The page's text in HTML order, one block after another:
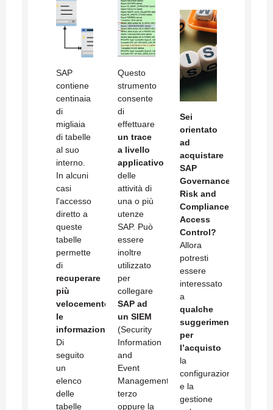
SAP
contiene
centinaia
di
migliaia
di tabelle
al suo
interno.
In alcuni
casi
l'accesso
diretto a
queste
tabelle
permette
di
recuperare
più
velocemente
le
informazioni
Di
seguito
un
elenco
delle
tabelle
Questo
strumento
consente
di
effettuare
un trace
a livello
applicativo
delle
attività di
una o più
utenze
SAP. Può
essere
inoltre
utilizzato
per
collegare
SAP ad
un SIEM
(Security
Information
and
Event
Management)
terzo
oppure la
Sei
orientato
ad
acquistare
SAP
Governance
Risk and
Compliance
Access
Control?
Allora
potresti
essere
interessato
a
qualche
suggerimento
per
l’acquisto
la
configurazione
e la
gestione